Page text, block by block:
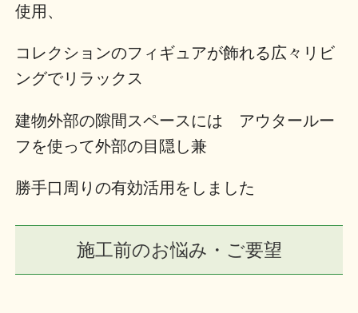
使用、
コレクションのフィギュアが飾れる広々リビ
ングでリラックス
建物外部の隙間スペースには アウタールー
フを使って外部の目隠し兼
勝手口周りの有効活用をしました
施工前のお悩み・ご要望